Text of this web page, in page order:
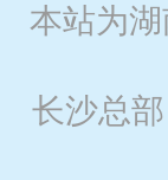
本站为
长沙总